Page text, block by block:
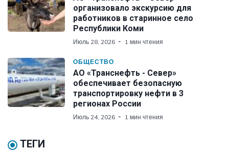
организовало экскурсию для
работников в старинное село
Республики Коми
Июль 28, 2026 1 мин чтения
ОБЩЕСТВО
АО «Транснефть - Север»
обеспечивает безопасную
транспортировку нефти в 3
регионах России
Июль 24, 2026 1 мин чтения
ТЕГИ